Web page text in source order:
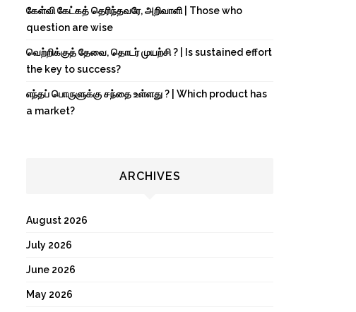
கேள்வி கேட்கத் தெரிந்தவரே, அறிவாளி | Those who
question are wise
வெற்றிக்குத் தேவை, தொடர் முயற்சி ? | Is sustained effort
the key to success?
எந்தப் பொருளுக்கு சந்தை உள்ளது ? | Which product has
a market?
ARCHIVES
August 2026
July 2026
June 2026
May 2026